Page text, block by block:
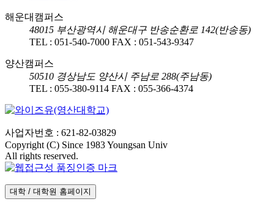
해운대캠퍼스
48015 부산광역시 해운대구 반송순환로 142(반송동)
TEL : 051-540-7000 FAX : 051-543-9347
양산캠퍼스
50510 경상남도 양산시 주남로 288(주남동)
TEL : 055-380-9114 FAX : 055-366-4374
사업자번호 : 621-82-03829
Copyright (C) Since 1983 Youngsan Univ
All rights reserved.
대학 / 대학원 홈페이지